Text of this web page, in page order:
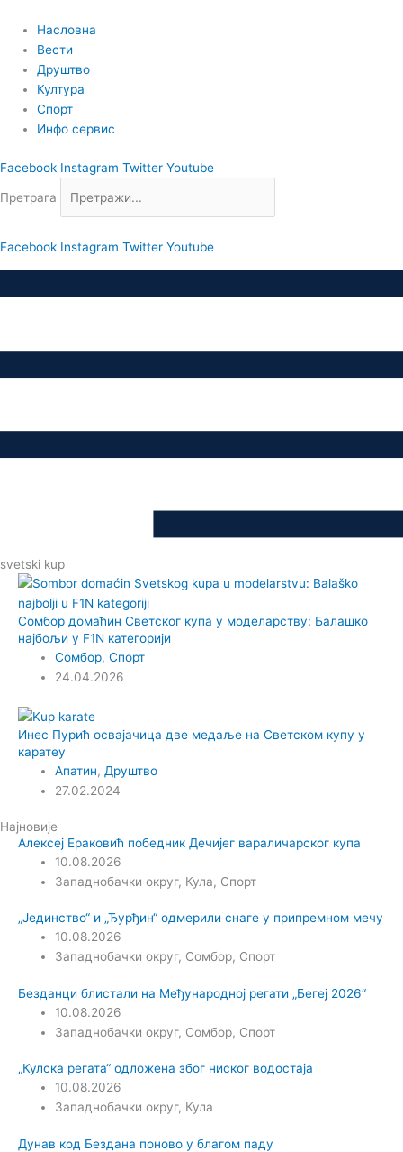
садржај
Насловна
Вести
Друштво
Култура
Спорт
Инфо сервис
Facebook Instagram Twitter Youtube
Претрага
Facebook Instagram Twitter Youtube
svetski kup
Сомбор домаћин Светског купа у моделарству: Балашко
најбољи у F1N категорији
Сомбор,Спорт
24.04.2026
Инес Пурић освајачица две медаље на Светском купу у
каратеу
Апатин,Друштво
27.02.2024
Најновије
Алексеј Ераковић победник Дечијег вараличарског купа
10.08.2026
Западнобачки округ, Кула, Спорт
„Јединство“ и „Ђурђин“ одмерили снаге у припремном мечу
10.08.2026
Западнобачки округ, Сомбор, Спорт
Безданци блистали на Међународној регати „Бегеј 2026“
10.08.2026
Западнобачки округ, Сомбор, Спорт
„Кулска регата“ одложена због ниског водостаја
10.08.2026
Западнобачки округ, Кула
Дунав код Бездана поново у благом паду